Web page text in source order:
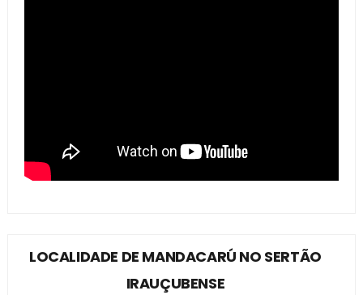
LOCALIDADE DE MANDACARÚ NO SERTÃO
IRAUÇUBENSE